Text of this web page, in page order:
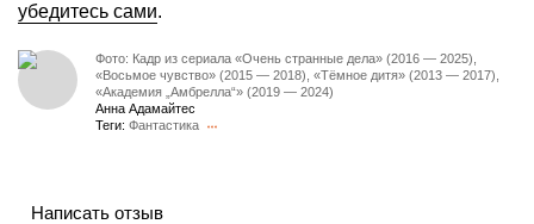
убедитесь сами.
Фото: Кадр из сериала «Очень странные дела» (2016 — 2025),
«Восьмое чувство» (2015 — 2018), «Тёмное дитя» (2013 — 2017),
«Академия „Амбрелла“» (2019 — 2024)
Анна Адамайтес
Теги: Фантастика
Написать отзыв